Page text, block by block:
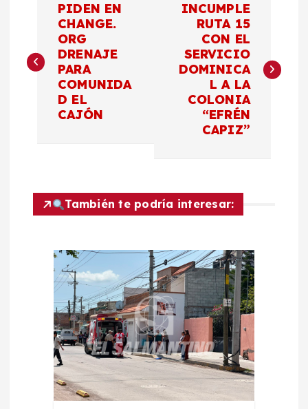
v
c
PIDEN EN
CHANGE.
ORG
DRENAJE
PARA
COMUNIDA
D EL
CAJÓN
INCUMPLE
RUTA 15
CON EL
SERVICIO
DOMINICA
L A LA
COLONIA
“EFRÉN
CAPIZ”
También te podría interesar: